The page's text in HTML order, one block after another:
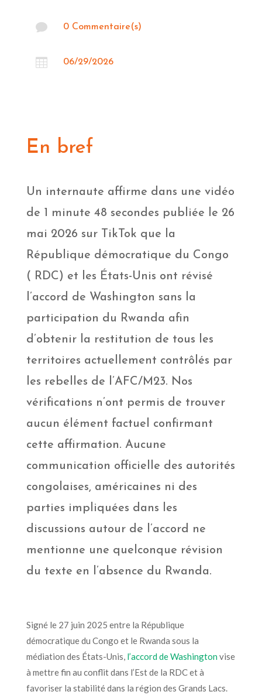
 0 Commentaire(s)
 06/29/2026
En bref
Un internaute affirme dans une vidéo
de 1 minute 48 secondes publiée le 26
mai 2026 sur TikTok que la
République démocratique du Congo
( RDC) et les États-Unis ont révisé
l’accord de Washington sans la
participation du Rwanda afin
d’obtenir la restitution de tous les
territoires actuellement contrôlés par
les rebelles de l’AFC/M23. Nos
vérifications n’ont permis de trouver
aucun élément factuel confirmant
cette affirmation. Aucune
communication officielle des autorités
congolaises, américaines ni des
parties impliquées dans les
discussions autour de l’accord ne
mentionne une quelconque révision
du texte en l’absence du Rwanda.
Signé le 27 juin 2025 entre la République
démocratique du Congo et le Rwanda sous la
médiation des États-Unis, l’accord de Washingtonvise
à mettre fin au conflit dans l’Est de la RDC et à
favoriser la stabilité dans la région des Grands Lacs.